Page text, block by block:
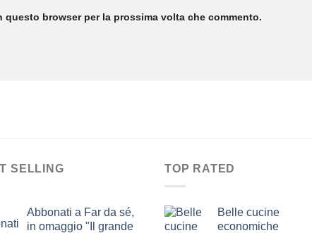
questo browser per la prossima volta che commento.
SELLING
Abbonati a Far da sé,
in omaggio "Il grande
TOP RATED
Belle cucine
economiche